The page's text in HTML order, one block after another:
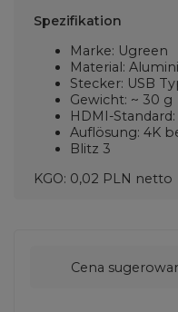
Spezifikation
Marke: Ugreen
Material:
Stecker: USB
Gewicht: ~ 30 g
HDMI-Standard:
Auflösung: 4K
Blitz 3
KGO: 0,02 PLN netto
Cena